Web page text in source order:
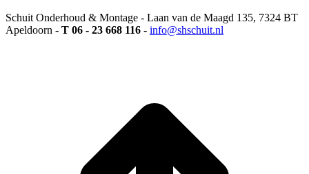
Schuit Onderhoud & Montage - Laan van de Maagd 135, 7324 BT
Apeldoorn - T 06 - 23 668 116 - info@shschuit.nl